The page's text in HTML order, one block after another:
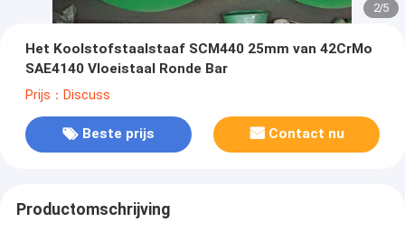
2/5
Het Koolstofstaalstaaf SCM440 25mm van 42CrMo
SAE4140 Vloeistaal Ronde Bar
Prijs：Discuss
Beste prijs Contact nu
Productomschrijving